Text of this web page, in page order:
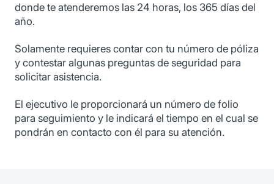
donde te atenderemos las 24 horas, los 365 días del
año.
Solamente requieres contar con tu número de póliza
y contestar algunas preguntas de seguridad para
solicitar asistencia.
El ejecutivo le proporcionará un número de folio
para seguimiento y le indicará el tiempo en el cual se
pondrán en contacto con él para su atención.